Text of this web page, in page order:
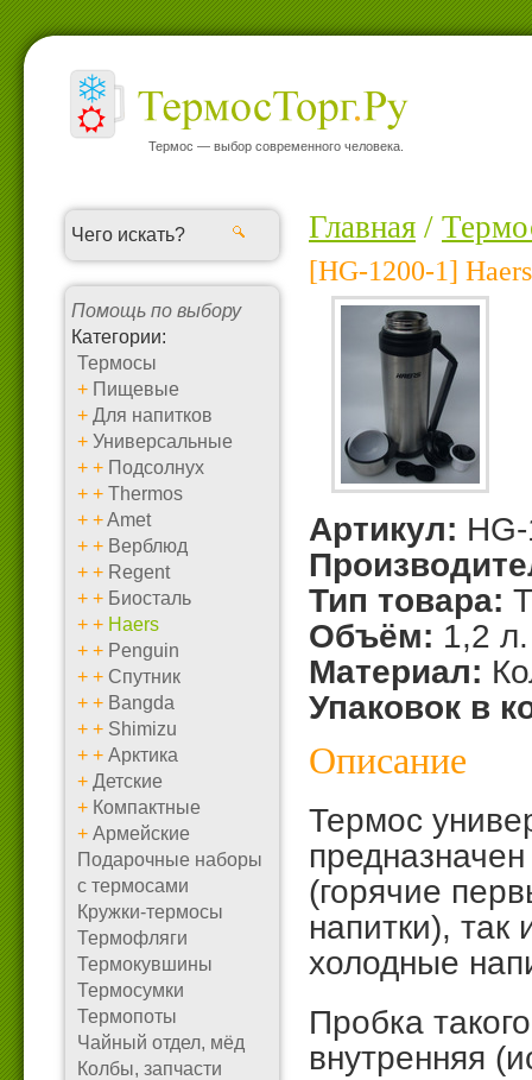
Термос — выбор современного человека.
Помощь по выбору
Категории:
Термосы
+ Пищевые
+ Для напитков
+ Универсальные
+ + Подсолнух
+ + Thermos
+ +Amet
+ + Верблюд
+ + Regent
+ + Биосталь
+ + Haers
+ + Penguin
+ + Спутник
+ + Bangda
+ + Shimizu
+ + Арктика
+ Детские
+ Компактные
+ Армейские
Подарочные наборы
с термосами
Кружки-термосы
Термофляги
Термокувшины
Термосумки
Термопоты
Чайный отдел, мёд
Колбы, запчасти
Главная /
[HG-1200-1]
Артикул:
Тип товара:
Объём: 1,2 л.
Материал:
Упаковок в
Описание
Термос
(горячие
напитки),
холодные
Пробка
внутренняя